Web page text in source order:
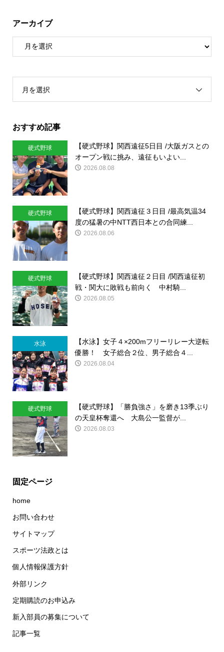
アーカイブ
月を選択
おすすめ記事
硬式野球
【硬式野球】関西遠征5日目 /大阪ガスとの
オープン戦に挑み、遠征もいよい...
2026.08.08
硬式野球
【硬式野球】関西遠征３日目 /最高気温34
度の猛暑の中NTT西日本との合同練...
2026.08.06
硬式野球
【硬式野球】関西遠征２日目 /関西遠征初
戦・関大に敗戦も前向く 中村騎...
2026.08.05
水泳
【水泳】女子４×200mフリーリレー大逆転
優勝！ 女子総合２位、男子総合４...
2026.08.04
硬式野球
【硬式野球】「勝負強さ」を磨き13季ぶり
の天皇杯奪還へ 大島公一監督が...
2026.08.03
固定ページ
home
お問い合わせ
サイトマップ
スポーツ法政とは
個人情報保護方針
外部リンク
定期購読のお申込み
新入部員の募集について
記事一覧